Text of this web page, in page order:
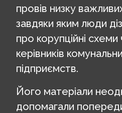
провів низку
завдяки яким люди
про корупційні схеми
керівників
підприємств.
Його матеріали
допомагали